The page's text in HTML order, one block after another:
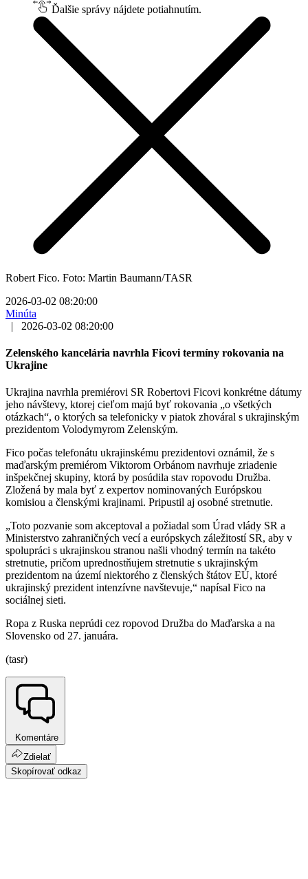
Ďalšie správy nájdete potiahnutím.
Robert Fico. Foto: Martin Baumann/TASR
2026-03-02 08:20:00
Minúta
|
2026-03-02 08:20:00
Zelenského kancelária navrhla Ficovi termíny rokovania na
Ukrajine
Ukrajina navrhla premiérovi SR Robertovi Ficovi konkrétne dátumy
jeho návštevy, ktorej cieľom majú byť rokovania „o všetkých
otázkach“, o ktorých sa telefonicky v piatok zhováral s ukrajinským
prezidentom Volodymyrom Zelenským.
Fico počas telefonátu ukrajinskému prezidentovi oznámil, že s
maďarským premiérom Viktorom Orbánom navrhuje zriadenie
inšpekčnej skupiny, ktorá by posúdila stav ropovodu Družba.
Zložená by mala byť z expertov nominovaných Európskou
komisiou a členskými krajinami. Pripustil aj osobné stretnutie.
„Toto pozvanie som akceptoval a požiadal som Úrad vlády SR a
Ministerstvo zahraničných vecí a európskych záležitostí SR, aby v
spolupráci s ukrajinskou stranou našli vhodný termín na takéto
stretnutie, pričom uprednostňujem stretnutie s ukrajinským
prezidentom na území niektorého z členských štátov EÚ, ktoré
ukrajinský prezident intenzívne navštevuje,“ napísal Fico na
sociálnej sieti.
Ropa z Ruska neprúdi cez ropovod Družba do Maďarska a na
Slovensko od 27. januára.
(tasr)
Komentáre
Zdielať
Skopírovať odkaz